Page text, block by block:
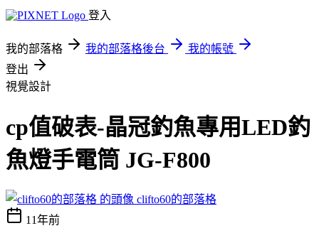
登入
我的部落格 我的部落格後台
我的帳號
登出
視覺設計
cp值破表-晶冠釣魚專用LED釣
魚燈手電筒 JG-F800
clifto60的部落格
11年前